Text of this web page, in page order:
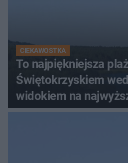
CIEKAWOSTKA
To najpiękniejsza
Świętokrzyskiem
widokiem na
Świętokrzyskich